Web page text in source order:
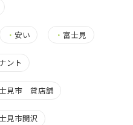
・安い ・ 富士見
ント
見市 貸店舗
見市関沢